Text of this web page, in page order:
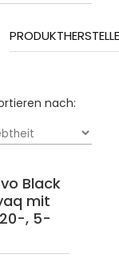
nach:
Black
mit
, 5-